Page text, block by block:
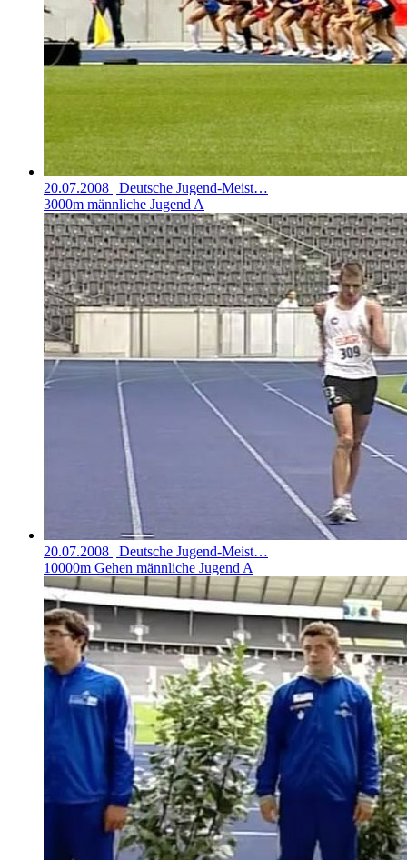
20.07.2008 | Deutsche Jugend-Meist…
3000m männliche Jugend A
20.07.2008 | Deutsche Jugend-Meist…
10000m Gehen männliche Jugend A